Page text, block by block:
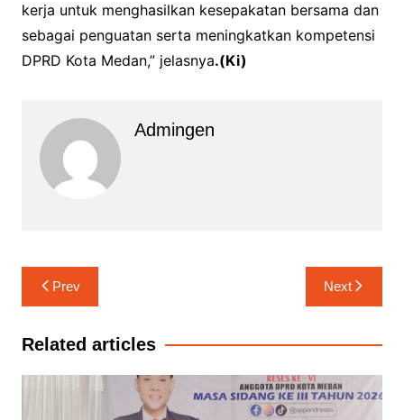
kerja untuk menghasilkan kesepakatan bersama dan
sebagai penguatan serta meningkatkan kompetensi
DPRD Kota Medan,” jelasnya.(Ki)
Admingen
Navigasi
pos
Prev Next
Related articles